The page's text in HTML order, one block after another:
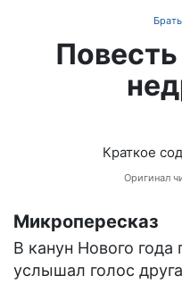
Краткое
Оригинал
Микропересказ
В канун Нового года
услышал голос